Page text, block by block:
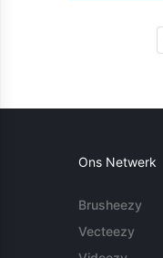
Ons Netwerk
Brusheezy
Vecteezy